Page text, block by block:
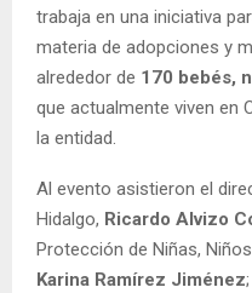
trabaja en una iniciativa
materia de adopciones y
alrededor de 170 bebés,
que actualmente viven en
la entidad.
Al evento asistieron el
Hidalgo, Ricardo Alvizo
Protección de Niñas,
Karina Ramírez Jiménez